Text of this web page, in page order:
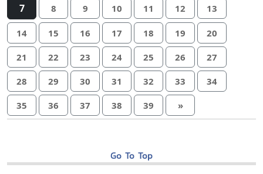
7 8 9 10 11 12 13
14 15 16 17 18 19 20
21 22 23 24 25 26 27
28 29 30 31 32 33 34
35 36 37 38 39 »
Go To Top